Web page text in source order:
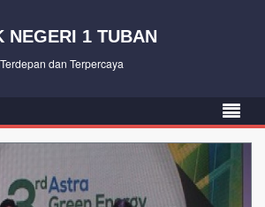
NEGERI 1 TUBAN
Terdepan dan Terpercaya